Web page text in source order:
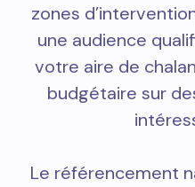
zones
une audience
votre aire de
budgétaire sur
Le référencement